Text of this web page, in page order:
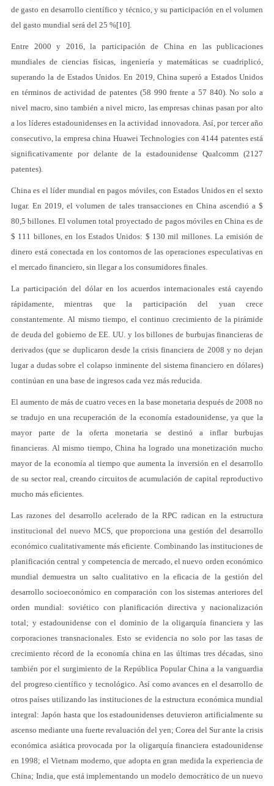
de gasto en desarrollo científico y técnico, y su participación en el volumen
del gasto mundial será del 25 %[10].
Entre 2000 y 2016, la participación de China en las publicaciones
mundiales de ciencias físicas, ingeniería y matemáticas se cuadriplicó,
superando la de Estados Unidos. En 2019, China superó a Estados Unidos
en términos de actividad de patentes (58 990 frente a 57 840). No solo a
nivel macro, sino también a nivel micro, las empresas chinas pasan por alto
a los líderes estadounidenses en la actividad innovadora. Así, por tercer año
consecutivo, la empresa china Huawei Technologies con 4144 patentes está
significativamente por delante de la estadounidense Qualcomm (2127
patentes).
China es el líder mundial en pagos móviles, con Estados Unidos en el sexto
lugar. En 2019, el volumen de tales transacciones en China ascendió a $
80,5 billones. El volumen total proyectado de pagos móviles en China es de
$ 111 billones, en los Estados Unidos: $ 130 mil millones. La emisión de
dinero está conectada en los contornos de las operaciones especulativas en
el mercado financiero, sin llegar a los consumidores finales.
La participación del dólar en los acuerdos internacionales está cayendo
rápidamente, mientras que la participación del yuan crece
constantemente. Al mismo tiempo, el continuo crecimiento de la pirámide
de deuda del gobierno de EE. UU. y los billones de burbujas financieras de
derivados (que se duplicaron desde la crisis financiera de 2008 y no dejan
lugar a dudas sobre el colapso inminente del sistema financiero en dólares)
continúan en una base de ingresos cada vez más reducida.
El aumento de más de cuatro veces en la base monetaria después de 2008 no
se tradujo en una recuperación de la economía estadounidense, ya que la
mayor parte de la oferta monetaria se destinó a inflar burbujas
financieras. Al mismo tiempo, China ha logrado una monetización mucho
mayor de la economía al tiempo que aumenta la inversión en el desarrollo
de su sector real, creando circuitos de acumulación de capital reproductivo
mucho más eficientes.
Las razones del desarrollo acelerado de la RPC radican en la estructura
institucional del nuevo MCS, que proporciona una gestión del desarrollo
económico cualitativamente más eficiente. Combinando las instituciones de
planificación central y competencia de mercado, el nuevo orden económico
mundial demuestra un salto cualitativo en la eficacia de la gestión del
desarrollo socioeconómico en comparación con los sistemas anteriores del
orden mundial: soviético con planificación directiva y nacionalización
total; y estadounidense con el dominio de la oligarquía financiera y las
corporaciones transnacionales. Esto se evidencia no solo por las tasas de
crecimiento récord de la economía china en las últimas tres décadas, sino
también por el surgimiento de la República Popular China a la vanguardia
del progreso científico y tecnológico. Así como avances en el desarrollo de
otros países utilizando las instituciones de la estructura económica mundial
integral: Japón hasta que los estadounidenses detuvieron artificialmente su
ascenso mediante una fuerte revaluación del yen; Corea del Sur ante la crisis
económica asiática provocada por la oligarquía financiera estadounidense
en 1998; el Vietnam moderno, que adopta en gran medida la experiencia de
China; India, que está implementando un modelo democrático de un nuevo